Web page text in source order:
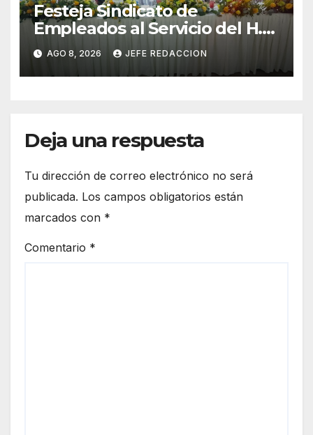
Festeja Sindicato de
Empleados al Servicio del H.
Ayuntamiento de LZC Día del
Empleado Municipal
AGO 8, 2026 JEFE REDACCION
Deja una respuesta
Tu dirección de correo electrónico no será
publicada. Los campos obligatorios están
marcados con *
Comentario *